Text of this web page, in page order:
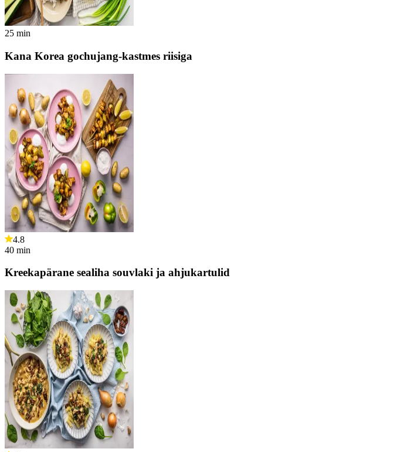
25 min
Kana Korea gochujang-kastmes riisiga
4.8
40 min
Kreekapärane sealiha souvlaki ja ahjukartulid